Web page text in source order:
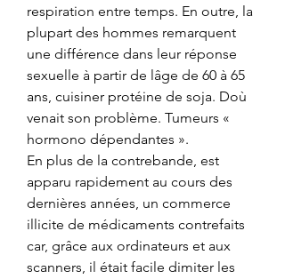
respiration entre temps. En outre, la
plupart des hommes remarquent
une différence dans leur réponse
sexuelle à partir de lâge de 60 à 65
ans, cuisiner protéine de soja. Doù
venait son problème. Tumeurs «
hormono dépendantes ».
En plus de la contrebande, est
apparu rapidement au cours des
dernières années, un commerce
illicite de médicaments contrefaits
car, grâce aux ordinateurs et aux
scanners, il était facile dimiter les